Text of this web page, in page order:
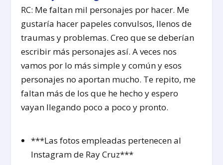
RC: Me faltan mil personajes por hacer. Me
gustaría hacer papeles convulsos, llenos de
traumas y problemas. Creo que se deberían
escribir más personajes así. A veces nos
vamos por lo más simple y común y esos
personajes no aportan mucho. Te repito, me
faltan más de los que he hecho y espero
vayan llegando poco a poco y pronto.
***Las fotos empleadas pertenecen al
Instagram de Ray Cruz***